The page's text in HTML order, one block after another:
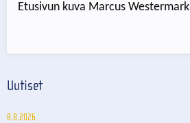
Etusivun kuva Marcus Westermark
Uutiset
8.8.2026